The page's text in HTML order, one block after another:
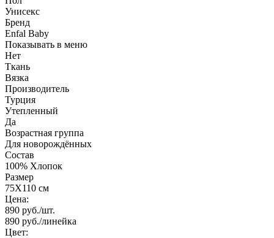
Унисекс
Бренд
Enfal Baby
Показывать в меню
Нет
Ткань
Вязка
Производитель
Турция
Утепленный
Да
Возрастная группа
Для новорождённых
Состав
100% Хлопок
Размер
75Х110 см
Цена:
890 руб./шт.
890 руб./линейка
Цвет: